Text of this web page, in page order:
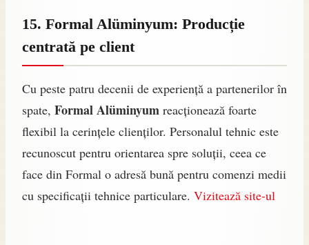
15. Formal Alüminyum: Producție
centrată pe client
Cu peste patru decenii de experiență a partenerilor în
spate, Formal Alüminyum reacționează foarte
flexibil la cerințele clienților. Personalul tehnic este
recunoscut pentru orientarea spre soluții, ceea ce
face din Formal o adresă bună pentru comenzi medii
cu specificații tehnice particulare. Vizitează site-ul